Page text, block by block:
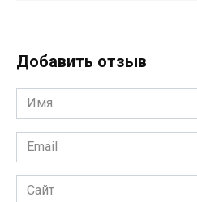
Добавить отзыв
Имя
*
Email
*
Сайт